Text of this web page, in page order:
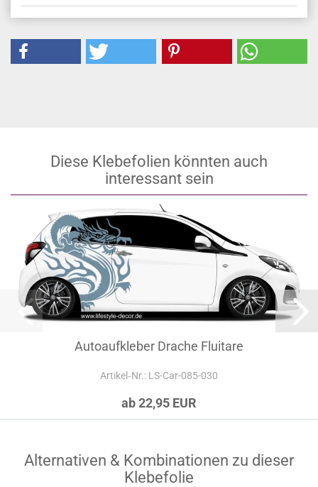
Diese Klebefolien könnten auch
interessant sein
Autoaufkleber Drache Fluitare
Artikel‑Nr.: LS-Car-085-030
ab 22,95 EUR
Alternativen & Kombinationen zu dieser
Klebefolie